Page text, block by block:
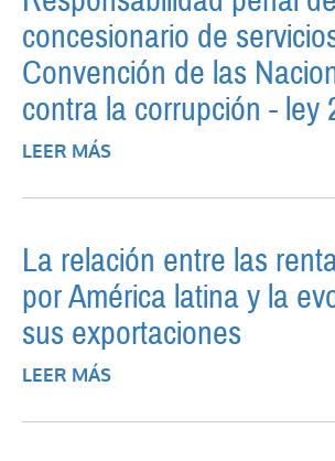
concesionario de
Convención de las
contra la corrupción - ley
LEER MÁS
PÚBLICOS.
CORRUPCIÓN - LEY
La relación entre las
por América latina y la
sus exportaciones
LEER MÁS
EVOLUCIÓN DE SUS